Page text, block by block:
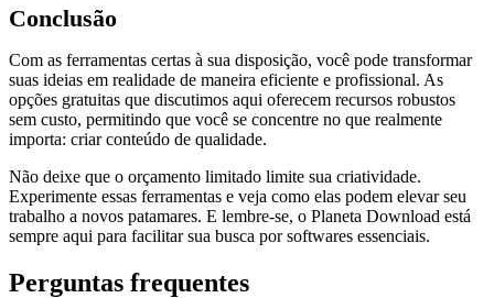
Conclusão
Com as ferramentas certas à sua disposição, você pode transformar
suas ideias em realidade de maneira eficiente e profissional. As
opções gratuitas que discutimos aqui oferecem recursos robustos
sem custo, permitindo que você se concentre no que realmente
importa: criar conteúdo de qualidade.
Não deixe que o orçamento limitado limite sua criatividade.
Experimente essas ferramentas e veja como elas podem elevar seu
trabalho a novos patamares. E lembre-se, o Planeta Download está
sempre aqui para facilitar sua busca por softwares essenciais.
Perguntas frequentes